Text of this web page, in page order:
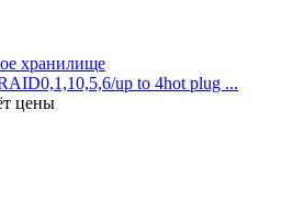
хранилище
up to 4hot plug ...
цены